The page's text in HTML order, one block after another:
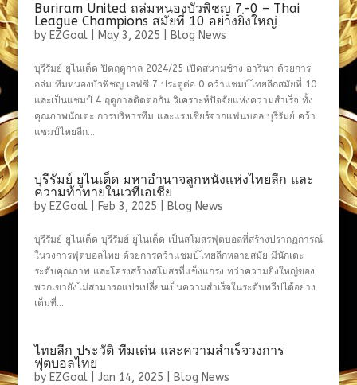
Buriram United ถล่มหนองบัวพิชญ 7-0 – Thai
League Champions สมัยที่ 10 อย่างยิ่งใหญ่
by EZGoal| May 3, 2025 Blog News
บุรีรัมย์ ยูไนเต็ด ปิดฤดูกาล 2024/25 เปิดสนามช้าง อารีนา ด้วยการ
ถล่ม ทีมหนองบัวพิชญ เอฟซี 7 ประตูต่อ 0 คว้าแชมป์ไทยลีกสมัยที่ 10
และเป็นแชมป์ 4 ฤดูกาลติดต่อกัน วิเคราะห์ปัจจัยแห่งความสำเร็จ ทั้ง
คุณภาพนักเตะ การบริหารทีม และแรงเชียร์จากแฟนบอล บุรีรัมย์ คว้า
แชมป์ไทยลีก...
บุรีรัมย์ ยูไนเต็ด มหาอำนาจลูกหนังแห่งไทยลีก และ
ความท้าทายในเวทีเอเชีย
by EZGoal| Feb 3, 2025 Blog News
บุรีรัมย์ ยูไนเต็ด บุรีรัมย์ ยูไนเต็ด เป็นสโมสรฟุตบอลที่สร้างปรากฏการณ์
ในวงการฟุตบอลไทย ด้วยการคว้าแชมป์ไทยลีกหลายสมัย มีนักเตะ
ระดับคุณภาพ และโครงสร้างสโมสรที่แข็งแกร่ง ทว่าความยิ่งใหญ่ของ
พวกเขายังไม่สามารถแปรเปลี่ยนเป็นความสำเร็จในระดับทวีปได้อย่าง
เต็มที่...
ไทยลีก ประวัติ ทีมเด่น และความสำเร็จวงการ
ฟุตบอลไทย
by EZGoal| Jan 14, 2025 Blog News